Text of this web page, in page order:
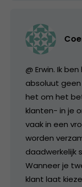
@ Erwin. Ik
absoluut
het om het
klanten- in je
vaak in een
worden
daadwerkelijk
Wanneer je
klant laat